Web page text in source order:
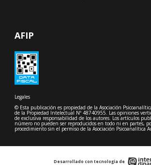
AFIP
Legales
© Esta publicación es propiedad de la Asociación
de la Propiedad Intelectual Nº 48740955. Las opiniones
de exclusiva responsabilidad de los autores. Los artículos
número no pueden ser reproducidos en todo ni en partes,
procedimiento sin el permiso de la Asociación Psicoanalítica